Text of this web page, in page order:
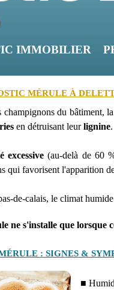
IMMOBILIER
MÉRULE À
champignons du bâtiment,
en détruisant leurlignine.
excessive (au-delà de 60
qui favorisent l'apparition
de-calais, le climat
ne s'installe que lorsque
: SIGNES &
■